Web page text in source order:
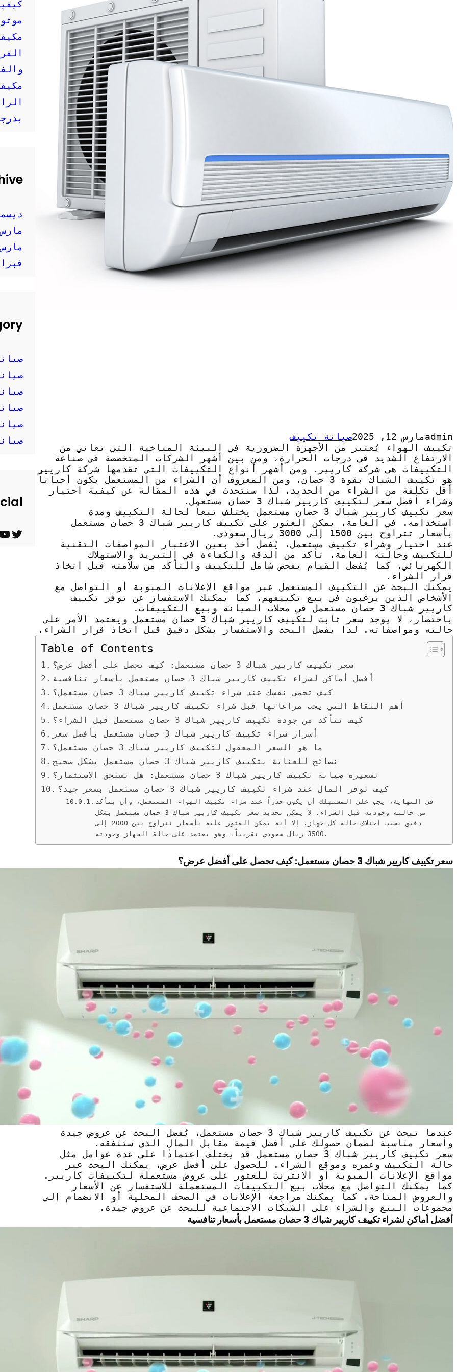
adminمارس 12, 2025
صيانة تكييف
تكييف الهواء يُعتبر من الأجهزة الضرورية في البيئة المناخية التي تعاني من
الارتفاع الشديد في درجات الحرارة، ومن بين أشهر الشركات المتخصصة في صناعة
التكييفات هي شركة كاريير. ومن أشهر أنواع التكييفات التي تقدمها شركة كاريير
هو تكييف الشباك بقوة 3 حصان. ومن المعروف أن الشراء من المستعمل يكون أحياناً
أقل تكلفة من الشراء من الجديد، لذا سنتحدث في هذه المقالة عن كيفية اختيار
وشراء أفضل سعر لتكييف كاريير شباك 3 حصان مستعمل.
سعر تكييف كاريير شباك 3 حصان مستعمل يختلف تبعاً لحالة التكييف ومدة
استخدامه. في العامة، يمكن العثور على تكييف كاريير شباك 3 حصان مستعمل
بأسعار تتراوح بين 1500 إلى 3000 ريال سعودي.
عند اختيار وشراء تكييف مستعمل، يُفضل أخذ بعين الاعتبار المواصفات التقنية
للتكييف وحالته العامة. تأكد من الدقة والكفاءة في التبريد والاستهلاك
الكهربائي. كما يُفضل القيام بفحص شامل للتكييف والتأكد من سلامته قبل اتخاذ
قرار الشراء.
يمكنك البحث عن التكييف المستعمل عبر مواقع الإعلانات المبوبة أو التواصل مع
الأشخاص الذين يرغبون في بيع تكييفهم. كما يمكنك الاستفسار عن توفر تكييف
كاريير شباك 3 حصان مستعمل في محلات الصيانة وبيع التكييفات.
باختصار، لا يوجد سعر ثابت لتكييف كاريير شباك 3 حصان مستعمل ويعتمد الأمر على
حالته ومواصفاته. لذا يفضل البحث والاستفسار بشكل دقيق قبل اتخاذ قرار الشراء.
Table of Contents
سعر تكييف كاريير شباك 3 حصان مستعمل: كيف تحصل على أفضل عرض؟
أفضل أماكن لشراء تكييف كاريير شباك 3 حصان مستعمل بأسعار تنافسية
كيف تحمي نفسك عند شراء تكييف كاريير شباك 3 حصان مستعمل؟
أهم النقاط التي يجب مراعاتها قبل شراء تكييف كاريير شباك 3 حصان مستعمل
كيف تتأكد من جودة تكييف كاريير شباك 3 حصان مستعمل قبل الشراء؟
أسرار شراء تكييف كاريير شباك 3 حصان مستعمل بأفضل سعر
ما هو السعر المعقول لتكييف كاريير شباك 3 حصان مستعمل؟
نصائح للعناية بتكييف كاريير شباك 3 حصان مستعمل بشكل صحيح
تسعيرة صيانة تكييف كاريير شباك 3 حصان مستعمل: هل تستحق الاستثمار؟
كيف توفر المال عند شراء تكييف كاريير شباك 3 حصان مستعمل بسعر جيد؟
في النهاية، يجب على المستهلك أن يكون حذراً عند شراء تكييف الهواء المستعمل، وأن يتأكد
من حالته وجودته قبل الشراء. لا يمكن تحديد سعر تكييف كاريير شباك 3 حصان مستعمل بشكل
دقيق بسبب اختلاف حالة كل جهاز، إلا أنه يمكن العثور عليه بأسعار تتراوح بين 2000 إلى
3500 ريال سعودي تقريباً، وهو يعتمد على حالة الجهاز وجودته.
سعر تكييف كاريير شباك 3 حصان مستعمل: كيف تحصل على أفضل عرض؟
عندما تبحث عن تكييف كاريير شباك 3 حصان مستعمل، يُفضل البحث عن عروض جيدة
وأسعار مناسبة لضمان حصولك على أفضل قيمة مقابل المال الذي ستنفقه.
سعر تكييف كاريير شباك 3 حصان مستعمل قد يختلف اعتمادًا على عدة عوامل مثل
حالة التكييف وعمره وموقع الشراء. للحصول على أفضل عرض، يمكنك البحث عبر
مواقع الإعلانات المبوبة أو الانترنت للعثور على عروض مستعملة لتكييفات كاريير.
كما يمكنك التواصل مع محلات بيع التكييفات المستعملة للاستفسار عن الأسعار
والعروض المتاحة. كما يمكنك مراجعة الإعلانات في الصحف المحلية أو الانضمام إلى
مجموعات البيع والشراء على الشبكات الاجتماعية للبحث عن عروض جيدة.
أفضل أماكن لشراء تكييف كاريير شباك 3 حصان مستعمل بأسعار تنافسية
ديسمبر
مارس 2025
مارس 2024
فبراير
ت ي